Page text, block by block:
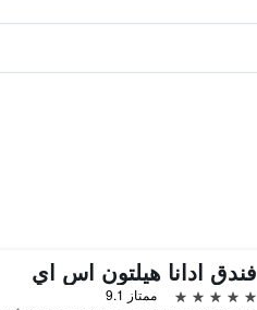
فندق ادانا هيلتون اس اي
5 نجوم
ممتاز 9.1